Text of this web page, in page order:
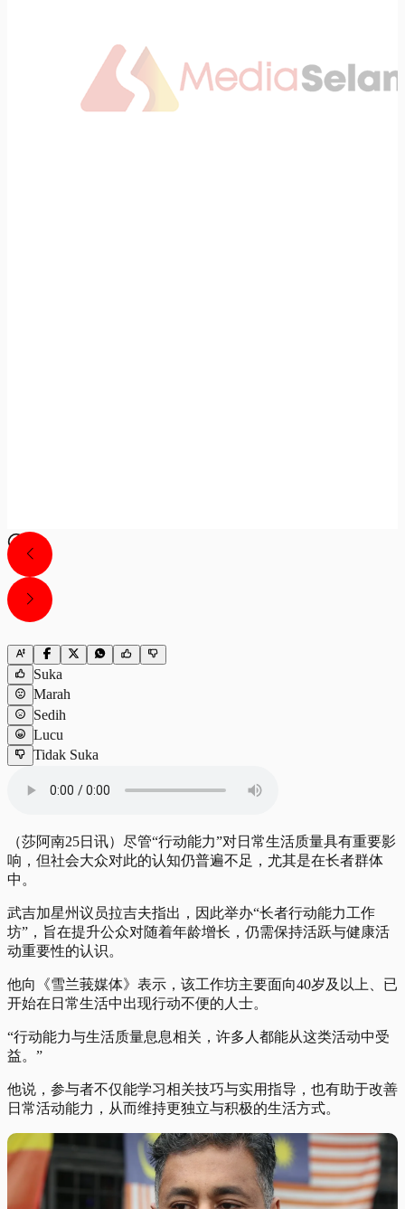
Suka
Marah
Sedih
Lucu
Tidak Suka
（莎阿南25日讯）尽管“行动能力”对日常生活质量具有重要影
响，但社会大众对此的认知仍普遍不足，尤其是在长者群体
中。
武吉加星州议员拉吉夫指出，因此举办“长者行动能力工作
坊”，旨在提升公众对随着年龄增长，仍需保持活跃与健康活
动重要性的认识。
他向《雪兰莪媒体》表示，该工作坊主要面向40岁及以上、已
开始在日常生活中出现行动不便的人士。
“行动能力与生活质量息息相关，许多人都能从这类活动中受
益。”
他说，参与者不仅能学习相关技巧与实用指导，也有助于改善
日常活动能力，从而维持更独立与积极的生活方式。